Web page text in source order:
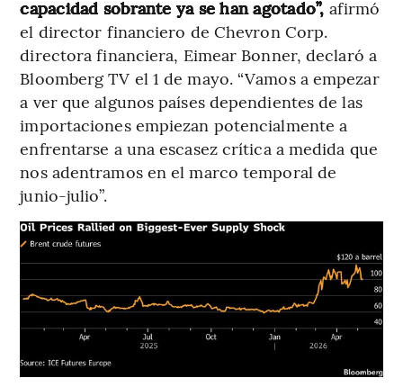
capacidad sobrante ya se han agotado”, afirmó
el director financiero de Chevron Corp.
directora financiera, Eimear Bonner, declaró a
Bloomberg TV el 1 de mayo. “Vamos a empezar
a ver que algunos países dependientes de las
importaciones empiezan potencialmente a
enfrentarse a una escasez crítica a medida que
nos adentramos en el marco temporal de
junio-julio”.